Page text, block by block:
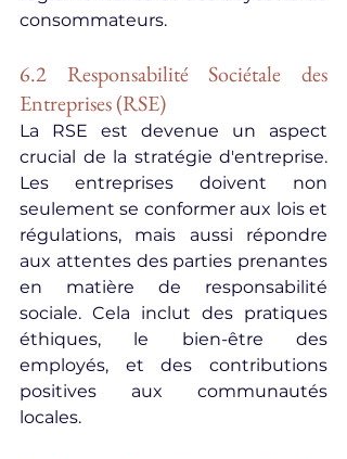
consommateurs.
6.2 Responsabilité Sociétale des
Entreprises (RSE)
La RSE est devenue un aspect
crucial de la stratégie d'entreprise.
Les entreprises doivent non
seulement se conformer aux lois et
régulations, mais aussi répondre
aux attentes des parties prenantes
en matière de responsabilité
sociale. Cela inclut des pratiques
éthiques, le bien-être des
employés, et des contributions
positives aux communautés
locales.